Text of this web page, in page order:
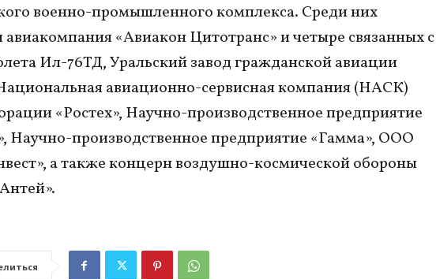
военно-промышленного комплекса. Среди них
авиакомпания «Авиакон Цитотранс» и четыре связанных с
Ил-76ТД, Уральский завод гражданской авиации
авиационно-сервисная компания (НАСК)
«Ростех», Научно-производственное предприятие
Научно-производственное предприятие «Гамма», ООО
а также концерн воздушно-космической обороны